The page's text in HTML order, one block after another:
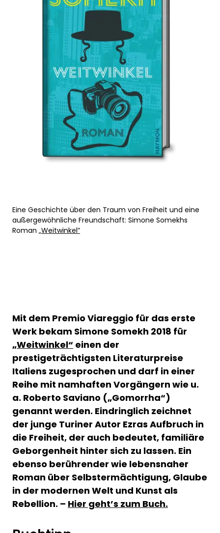
Eine Geschichte über den Traum von Freiheit und eine
außergewöhnliche Freundschaft: Simone Somekhs
Roman „Weitwinkel”
Mit dem Premio Viareggio für das erste
Werk bekam Simone Somekh 2018 für
„Weitwinkel“ einen der
prestigeträchtigsten Literaturpreise
Italiens zugesprochen und darf in einer
Reihe mit namhaften Vorgängern wie u.
a. Roberto Saviano („Gomorrha“)
genannt werden. Eindringlich zeichnet
der junge Turiner Autor Ezras Aufbruch in
die Freiheit, der auch bedeutet, familiäre
Geborgenheit hinter sich zu lassen. Ein
ebenso berührender wie lebensnaher
Roman über Selbstermächtigung, Glaube
in der modernen Welt und Kunst als
Rebellion. – Hier geht’s zum Buch.